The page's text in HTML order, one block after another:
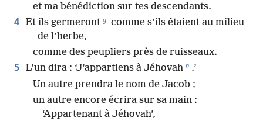
et ma bénédiction sur tes descendants.
4 Et ils germeront g comme s’ils étaient au milieu
de l’herbe,
comme des peupliers près de ruisseaux.
5 L’un dira : ‘J’appartiens à Jéhovah h .’
Un autre prendra le nom de Jacob ;
un autre encore écrira sur sa main :
‘Appartenant à Jéhovah’,